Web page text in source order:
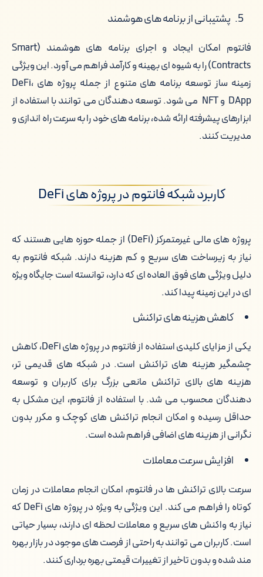
پشتیبانی از برنامه های هوشمند
فانتوم امکان ایجاد و اجرای برنامه های هوشمند (Smart
Contracts) را به شیوه ای بهینه و کارآمد فراهم می آورد. این ویژگی
زمینه ساز توسعه برنامه های متنوع از جمله پروژه های DeFi،
DApp و NFT می شود. توسعه دهندگان می توانند با استفاده از
ابزارهای پیشرفته ارائه شده، برنامه های خود را به سرعت راه اندازی و
مدیریت کنند.
کاربرد شبکه فانتوم در پروژه های DeFi
پروژه های مالی غیرمتمرکز (DeFi) از جمله حوزه هایی هستند که
نیاز به زیرساخت های سریع و کم هزینه دارند. شبکه فانتوم به
دلیل ویژگی های فوق العاده ای که دارد، توانسته است جایگاه ویژه
ای در این زمینه پیدا کند.
کاهش هزینه های تراکنش
یکی از مزایای کلیدی استفاده از فانتوم در پروژه های DeFi، کاهش
چشمگیر هزینه های تراکنش است. در شبکه های قدیمی تر،
هزینه های بالای تراکنش مانعی بزرگ برای کاربران و توسعه
دهندگان محسوب می شد. با استفاده از فانتوم، این مشکل به
حداقل رسیده و امکان انجام تراکنش های کوچک و مکرر بدون
نگرانی از هزینه های اضافی فراهم شده است.
افزایش سرعت معاملات
سرعت بالای تراکنش ها در فانتوم، امکان انجام معاملات در زمان
کوتاه را فراهم می کند. این ویژگی به ویژه در پروژه های DeFi که
نیاز به واکنش های سریع و معاملات لحظه ای دارند، بسیار حیاتی
است. کاربران می توانند به راحتی از فرصت های موجود در بازار بهره
مند شده و بدون تاخیر از تغییرات قیمتی بهره برداری کنند.